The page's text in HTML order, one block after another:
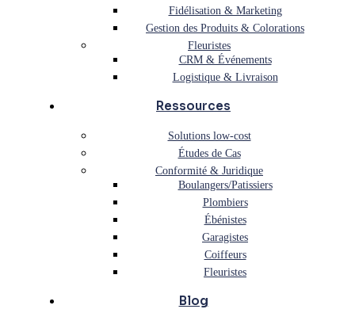
Fidélisation & Marketing
Gestion des Produits & Colorations
Fleuristes
CRM & Événements
Logistique & Livraison
Ressources
Solutions low-cost
Études de Cas
Conformité & Juridique
Boulangers/Patissiers
Plombiers
Ébénistes
Garagistes
Coiffeurs
Fleuristes
Blog